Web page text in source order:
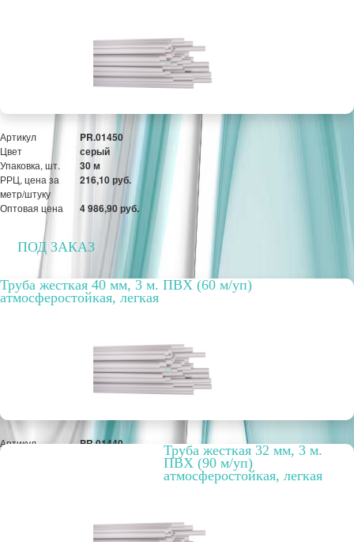
ПОД ЗАКАЗ
Артикул PR.01450
Цвет серый
Упаковка, шт. 30 м
РРЦ, цена за
метр/штуку
216,10 руб.
Оптовая цена 4 986,90 руб.
ПОД ЗАКАЗ
Труба жесткая 40 мм, 3 м. ПВХ (60 м/уп)
атмосферостойкая, легкая
Артикул PR.01440
Труба жесткая 32 мм, 3 м.
ПВХ (90 м/уп)
атмосферостойкая, легкая